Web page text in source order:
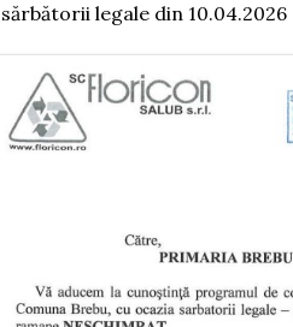
sărbătorii legale din